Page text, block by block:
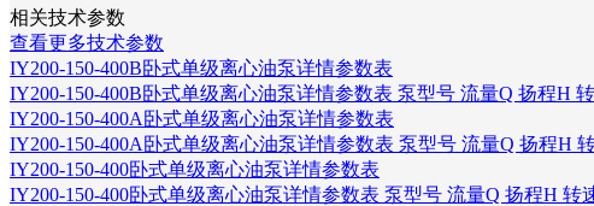
相关技术参数
查看更多技术参数
IY200-150-400B卧式单级离心油泵详情参数表
IY200-150-400B卧式单级离心油泵详情参数表 泵型号 流量Q 扬程H
IY200-150-400A卧式单级离心油泵详情参数表
IY200-150-400A卧式单级离心油泵详情参数表 泵型号 流量Q 扬程H
IY200-150-400卧式单级离心油泵详情参数表
IY200-150-400卧式单级离心油泵详情参数表 泵型号 流量Q 扬程H 转